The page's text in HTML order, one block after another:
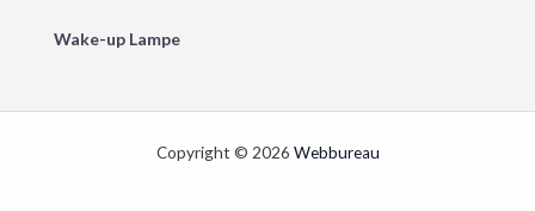
Wake-up Lampe
Copyright © 2026 Webbureau